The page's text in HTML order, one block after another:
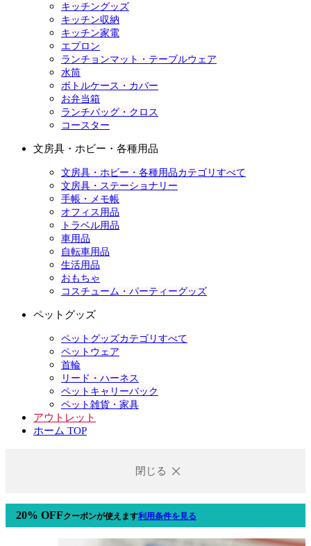
キッチングッズ
キッチン収納
キッチン家電
エプロン
ランチョンマット・テーブルウェア
水筒
ボトルケース・カバー
お弁当箱
ランチバッグ・クロス
コースター
文房具・ホビー・各種用品
文房具・ホビー・各種用品カテゴリすべて
文房具・ステーショナリー
手帳・メモ帳
オフィス用品
トラベル用品
車用品
自転車用品
生活用品
おもちゃ
コスチューム・パーティーグッズ
ペットグッズ
ペットグッズカテゴリすべて
ペットウェア
首輪
リード・ハーネス
ペットキャリーバック
ペット雑貨・家具
アウトレット
ホーム TOP
閉じる
20% OFFクーポンが使えます利用条件を見る